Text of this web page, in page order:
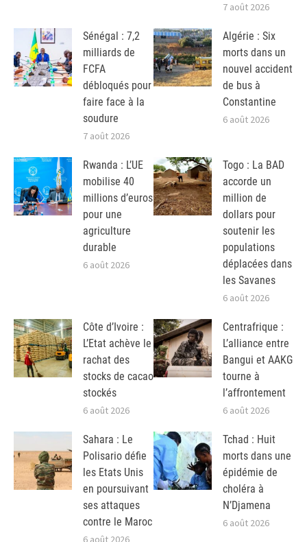
7 août 2026
Sénégal : 7,2
milliards de
FCFA
débloqués pour
faire face à la
soudure
7 août 2026
Algérie : Six
morts dans un
nouvel accident
de bus à
Constantine
6 août 2026
Rwanda : L’UE
mobilise 40
millions d’euros
pour une
agriculture
durable
6 août 2026
Togo : La BAD
accorde un
million de
dollars pour
soutenir les
populations
déplacées dans
les Savanes
6 août 2026
Côte d’Ivoire :
L’Etat achève le
rachat des
stocks de cacao
stockés
6 août 2026
Centrafrique :
L’alliance entre
Bangui et AAKG
tourne à
l’affrontement
6 août 2026
Sahara : Le
Polisario défie
les Etats Unis
en poursuivant
ses attaques
contre le Maroc
6 août 2026
Tchad : Huit
morts dans une
épidémie de
choléra à
N’Djamena
6 août 2026